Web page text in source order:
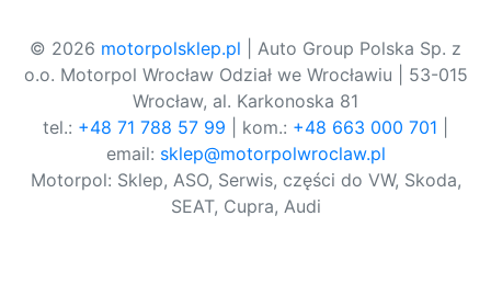
© 2026 motorpolsklep.pl | Auto Group Polska Sp. z
o.o. Motorpol Wrocław Odział we Wrocławiu | 53-015
Wrocław, al. Karkonoska 81
tel.: +48 71 788 57 99 | kom.: +48 663 000 701
email: sklep@motorpolwroclaw.pl
Motorpol: Sklep, ASO, Serwis, części do VW, Skoda,
SEAT, Cupra, Audi